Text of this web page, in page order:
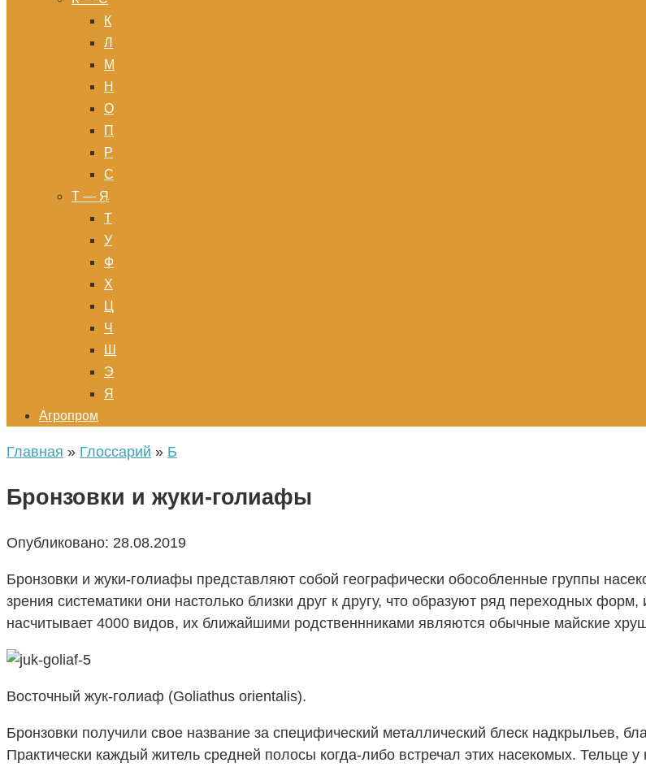
К
Л
М
Н
О
П
Р
С
Т — Я
Т
У
Ф
Х
Ц
Ч
Ш
Э
Я
Агропром
Главная » Глоссарий » Б
Бронзовки и жуки-голиафы
Опубликовано: 28.08.2019
Бронзовки и жуки-голиафы представляют собой географически обособленные группы
зрения систематики они настолько близки друг к другу, что образуют ряд переходных
насчитывает 4000 видов, их ближайшими родственнниками являются обычные майские
Восточный жук-голиаф (Goliathus orientalis).
Бронзовки получили свое название за специфический металлический блеск надкрыльев,
Практически каждый житель средней полосы когда-либо встречал этих насекомых. Тельце